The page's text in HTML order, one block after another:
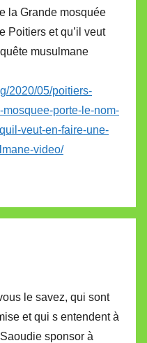
la Grande mosquée
Poitiers et qu’il veut
musulmane
2020/05/poitiers-
mosquee-porte-le-nom-
veut-en-faire-une-
video/
le savez, qui sont
et qui s entendent à
sponsor à